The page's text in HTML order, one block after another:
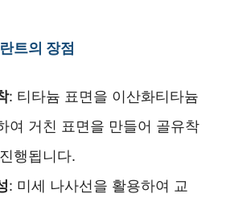
트의 장점
: 티타늄 표면을 이산화티타늄
여 거친 표면을 만들어 골유착
행됩니다.
: 미세 나사선을 활용하여 교